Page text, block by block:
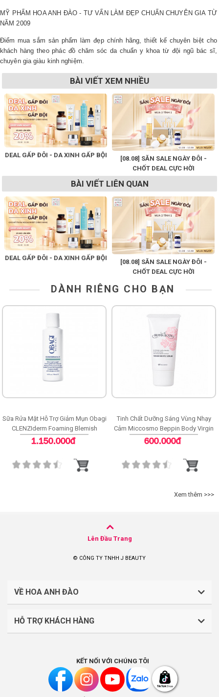
MỸ PHẨM HOA ANH ĐÀO - TƯ VẤN LÀM ĐẸP CHUẨN CHUYÊN GIA TỪ
NĂM 2009
Điểm mua sắm sản phẩm làm đẹp chính hãng, thiết kế chuyên biệt cho
khách hàng theo phác đồ chăm sóc da chuẩn y khoa từ đội ngũ bác sĩ,
chuyên gia giàu kinh nghiệm.
BÀI VIẾT XEM NHIỀU
DEAL GẤP ĐÔI - DA XINH GẤP BỘI
[08.08] SĂN SALE NGÀY ĐÔI -
CHỐT DEAL CỰC HỜI
BÀI VIẾT LIÊN QUAN
DEAL GẤP ĐÔI - DA XINH GẤP BỘI
[08.08] SĂN SALE NGÀY ĐÔI -
CHỐT DEAL CỰC HỜI
DÀNH RIÊNG CHO BẠN
Sữa Rửa Mặt Hỗ Trợ Giảm Mụn Obagi
CLENZIderm Foaming Blemish
Cleanser
1.150.000đ
Tinh Chất Dưỡng Sáng Vùng Nhạy
Cảm Miccosmo Beppin Body Virgin
White Serum
600.000đ
Xem thêm >>>
Lên Đầu Trang
© CÔNG TY TNHH J BEAUTY
VỀ HOA ANH ĐÀO
CÔNG TY TNHH J BEAUTY
Liên hệ: (028).7303.9118
HỖ TRỢ KHÁCH HÀNG
Chính sách vận chuyển, giao nhận
Chính sách đổi trả và hoàn tiền
KẾT NỐI VỚI CHÚNG TÔI